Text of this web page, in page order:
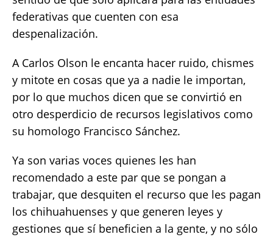
federativas que cuenten con esa
despenalización.
A Carlos Olson le encanta hacer ruido, chismes
y mitote en cosas que ya a nadie le importan,
por lo que muchos dicen que se convirtió en
otro desperdicio de recursos legislativos como
su homologo Francisco Sánchez.
Ya son varias voces quienes les han
recomendado a este par que se pongan a
trabajar, que desquiten el recurso que les pagan
los chihuahuenses y que generen leyes y
gestiones que sí beneficien a la gente, y no sólo